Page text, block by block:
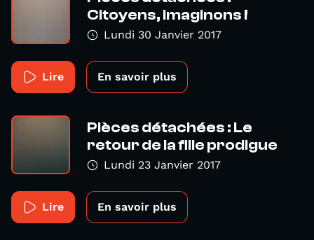
Citoyens, imaginons !
Lundi 30 Janvier 2017
Lire En savoir plus
Pièces détachées : Le
retour de la fille prodigue
Lundi 23 Janvier 2017
Lire En savoir plus